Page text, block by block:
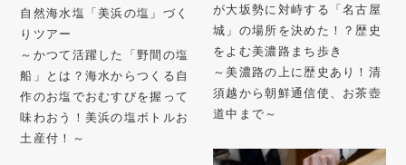
自然海水塩「美浜の塩」づく
りツアー
～かつて活躍した「野間の塩
船」とは？海水からつくる自
作のお塩でおむすびを握って
味わおう！美浜の塩ボトルお
土産付！～
が大坂勢に対峙する「名古屋
城」の場所を決めた！？歴史
をよむ美濃路まち歩き
～美濃路の上に歴史あり！清
須越から朝鮮通信使、お茶壺
道中まで～